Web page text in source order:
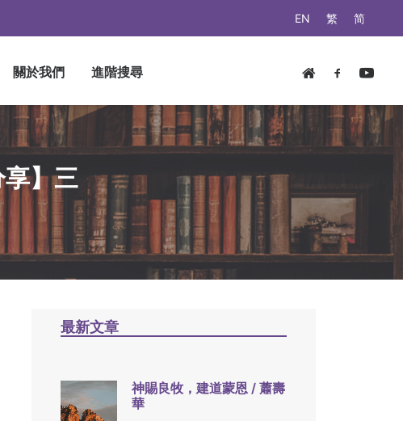
EN 繁 简
關於我們 進階搜尋
】三
最新文章
神賜良牧，建道蒙恩 / 蕭壽
華